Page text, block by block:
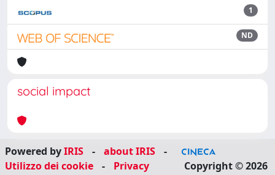
1
ND
social impact
Powered byIRIS - about IRIS
-
Utilizzo dei cookie
- Privacy Copyright © 2026